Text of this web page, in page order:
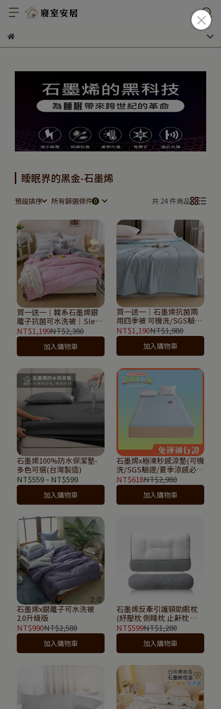
睡眠界的黑金-石墨烯
預設排序 所有篩選條件 共 24 件商品
買一送一｜韓系石墨烯銀
離子抗菌可水洗被｜Sleep
Peacefully 寢室安居
NT$1,199NT$2,380
加入購物車
買一送一｜石墨烯抗菌兩
用四季被 可機洗/SGS驗
證/親膚｜Sleep
Peacefully 寢室安居
NT$1,190NT$1,980
加入購物車
石墨烯100%防水保潔墊-
多色可選(台灣製造)
NT$559~NT$599
加入購物車
石墨烯x極凍秒感涼墊(可機
洗/SGS驗證/夏季涼感必
備)
NT$618NT$2,980
加入購物車
石墨烯x銀離子可水洗被
2.0升級版
NT$990NT$2,580
加入購物車
石墨烯反牽引護頸助眠枕
(紓壓枕 側睡枕 止鼾枕 附
收納提袋)
NT$599NT$1,280
加入購物車